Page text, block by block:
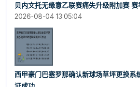
贝内文托无缘意乙联赛痛失升级附加赛
2026-08-04 13:05:04
西甲豪门巴塞罗那确认新球场草坪更换系